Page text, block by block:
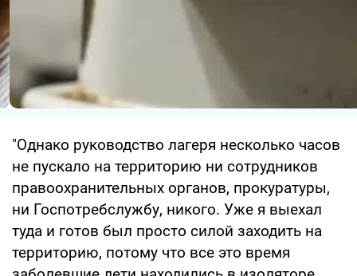
"Однако руководство лагеря несколько часов
не пускало на территорию ни сотрудников
правоохранительных органов, прокуратуры,
ни Госпотребслужбу, никого. Уже я выехал
туда и готов был просто силой заходить на
территорию, потому что все это время